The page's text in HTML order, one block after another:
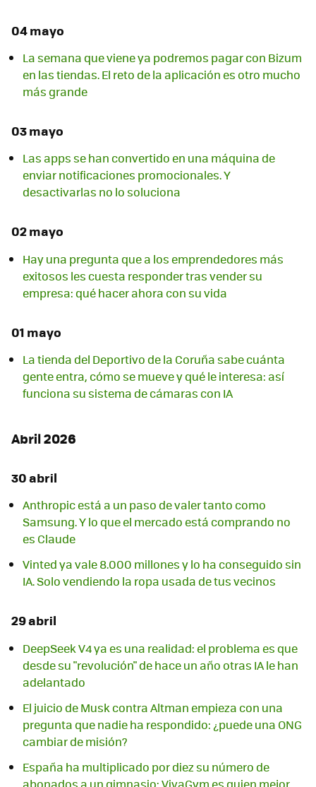
04 mayo
La semana que viene ya podremos pagar con Bizum
en las tiendas. El reto de la aplicación es otro mucho
más grande
03 mayo
Las apps se han convertido en una máquina de
enviar notificaciones promocionales. Y
desactivarlas no lo soluciona
02 mayo
Hay una pregunta que a los emprendedores más
exitosos les cuesta responder tras vender su
empresa: qué hacer ahora con su vida
01 mayo
La tienda del Deportivo de la Coruña sabe cuánta
gente entra, cómo se mueve y qué le interesa: así
funciona su sistema de cámaras con IA
Abril 2026
30 abril
Anthropic está a un paso de valer tanto como
Samsung. Y lo que el mercado está comprando no
es Claude
Vinted ya vale 8.000 millones y lo ha conseguido sin
IA. Solo vendiendo la ropa usada de tus vecinos
29 abril
DeepSeek V4 ya es una realidad: el problema es que
desde su "revolución" de hace un año otras IA le han
adelantado
El juicio de Musk contra Altman empieza con una
pregunta que nadie ha respondido: ¿puede una ONG
cambiar de misión?
España ha multiplicado por diez su número de
abonados a un gimnasio: VivaGym es quien mejor